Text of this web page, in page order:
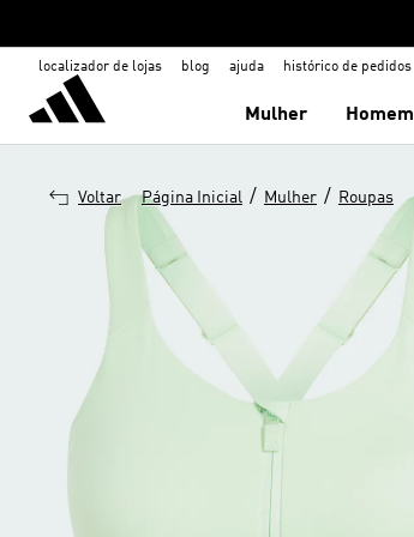
localizador de lojas blog ajuda histórico de pedidos
Mulher Homem
Voltar Página Inicial / Mulher / Roupas